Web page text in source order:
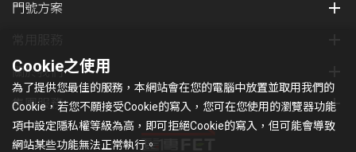
門號方案
關於我們
集團服務
Cookie之使用
為了提供您最佳的服務，本網站會在您的電腦中放置並取用我們的
Cookie，若您不願接受Cookie的寫入，您可在您使用的瀏覽器功能
項中設定隱私權等級為高，即可拒絕Cookie的寫入，但可能會導致
網站某些功能無法正常執行。